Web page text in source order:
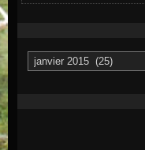
Archives